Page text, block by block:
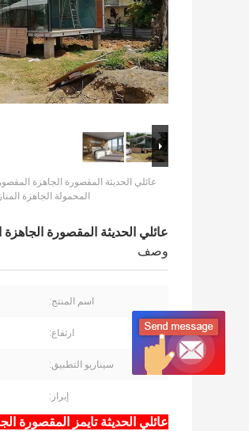
عائلي الحديثة المقصورة الجاهزة
المحمولة الجاهزة
عائلي الحديثة المقصورة
وصف
اسم المنتج:
ارتفاع:
سيناريو التطبيق:
إبراز:
عائلي الحديثة تايمز المقصورة